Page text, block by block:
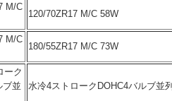
M/C
120/70ZR17 M/C 58W
M/C
180/55ZR17 M/C 73W
ーク
ブ並
水冷4ストロークDOHC4バルブ並